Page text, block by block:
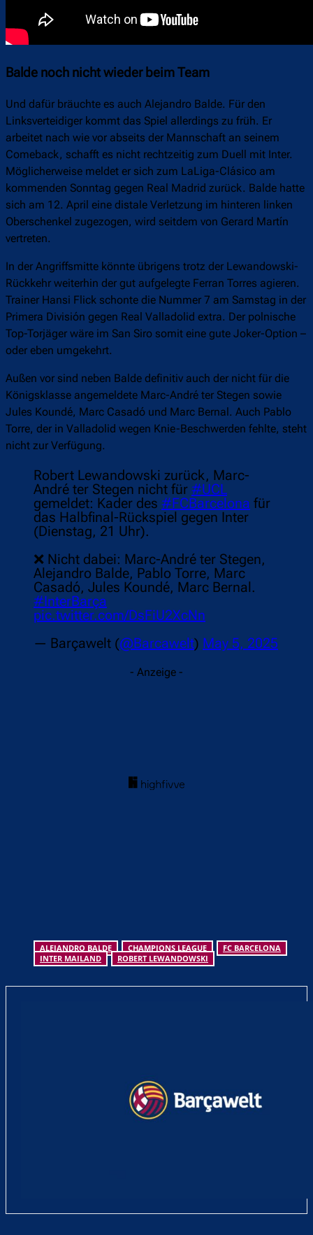
Balde noch nicht wieder beim Team
Und dafür bräuchte es auch Alejandro Balde. Für den
Linksverteidiger kommt das Spiel allerdings zu früh. Er
arbeitet nach wie vor abseits der Mannschaft an seinem
Comeback, schafft es nicht rechtzeitig zum Duell mit Inter.
Möglicherweise meldet er sich zum LaLiga-Clásico am
kommenden Sonntag gegen Real Madrid zurück. Balde hatte
sich am 12. April eine distale Verletzung im hinteren linken
Oberschenkel zugezogen, wird seitdem von Gerard Martín
vertreten.
In der Angriffsmitte könnte übrigens trotz der Lewandowski-
Rückkehr weiterhin der gut aufgelegte Ferran Torres agieren.
Trainer Hansi Flick schonte die Nummer 7 am Samstag in der
Primera División gegen Real Valladolid extra. Der polnische
Top-Torjäger wäre im San Siro somit eine gute Joker-Option –
oder eben umgekehrt.
Außen vor sind neben Balde definitiv auch der nicht für die
Königsklasse angemeldete Marc-André ter Stegen sowie
Jules Koundé, Marc Casadó und Marc Bernal. Auch Pablo
Torre, der in Valladolid wegen Knie-Beschwerden fehlte, steht
nicht zur Verfügung.
Robert Lewandowski zurück, Marc-
André ter Stegen nicht für #UCL
gemeldet: Kader des #FCBarcelona für
das Halbfinal-Rückspiel gegen Inter
(Dienstag, 21 Uhr).
❌️ Nicht dabei: Marc-André ter Stegen,
Alejandro Balde, Pablo Torre, Marc
Casadó, Jules Koundé, Marc Bernal.
#InterBarça
pic.twitter.com/DsFiU2XcNn
— Barçawelt (@Barcawelt) May 5, 2025
- Anzeige -
ALEJANDRO BALDE CHAMPIONS LEAGUE
FC BARCELONA
INTER MAILAND
ROBERT LEWANDOWSKI